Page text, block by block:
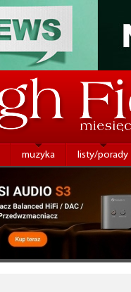
muzyka listy/porady